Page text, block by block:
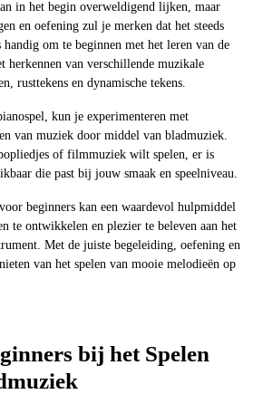
in het begin overweldigend lijken, maar
en oefening zul je merken dat het steeds
om te beginnen met het leren van de
herkennen van verschillende muzikale
rusttekens en dynamische tekens.
kun je experimenteren met
van muziek door middel van bladmuziek.
of filmmuziek wilt spelen, er is
die past bij jouw smaak en speelniveau.
beginners kan een waardevol hulpmiddel
te ontwikkelen en plezier te beleven aan het
Met de juiste begeleiding, oefening en
van het spelen van mooie melodieën op
bij het Spelen